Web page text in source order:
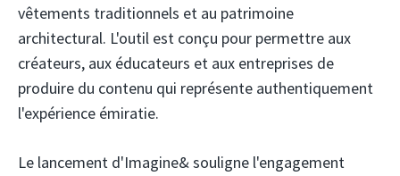
vêtements traditionnels et au patrimoine
architectural. L'outil est conçu pour permettre aux
créateurs, aux éducateurs et aux entreprises de
produire du contenu qui représente authentiquement
l'expérience émiratie.
Le lancement d'Imagine& souligne l'engagement